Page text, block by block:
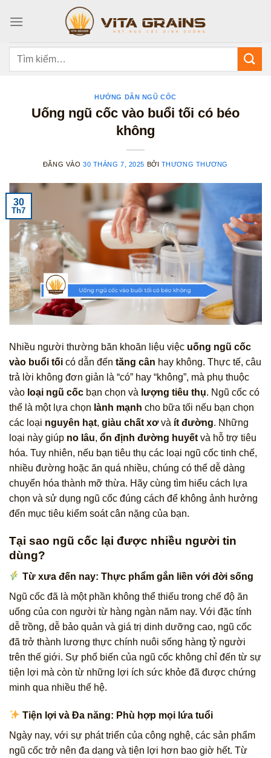
qua
Tìm
HƯỚNG DẪN NGŨ CỐC
Uống ngũ cốc vào buổi tối có béo
không
ĐĂNG VÀO 30 THÁNG 7, 2025 BỞI THƯƠNG THƯƠNG
30
Th7
Nhiều người thường băn khoăn liệu việc uống ngũ cốc
vào buổi tối có dẫn đến tăng cân hay không. Thực tế, câu
trả lời không đơn giản là “có” hay “không”, mà phụ thuộc
vào loại ngũ cốc bạn chọn và lượng tiêu thụ. Ngũ cốc có
thể là một lựa chọn lành mạnh cho bữa tối nếu bạn chọn
các loại nguyên hạt, giàu chất xơvà ít đường. Những
loại này giúp no lâu, ổn định đường huyết và hỗ trợ tiêu
hóa. Tuy nhiên, nếu bạn tiêu thụ các loại ngũ cốc tinh chế,
nhiều đường hoặc ăn quá nhiều, chúng có thể dễ dàng
chuyển hóa thành mỡ thừa. Hãy cùng tìm hiểu cách lựa
chọn và sử dụng ngũ cốc đúng cách để không ảnh hưởng
đến mục tiêu kiểm soát cân nặng của bạn.
Tại sao ngũ cốc lại được nhiều người tin
dùng?
Từ xưa đến nay: Thực phẩm gắn liền với đời sống
Ngũ cốc đã là một phần không thể thiếu trong chế độ ăn
uống của con người từ hàng ngàn năm nay. Với đặc tính
dễ trồng, dễ bảo quản và giá trị dinh dưỡng cao, ngũ cốc
đã trở thành lương thực chính nuôi sống hàng tỷ người
trên thế giới. Sự phổ biến của ngũ cốc không chỉ đến từ sự
tiện lợi mà còn từ những lợi ích sức khỏe đã được chứng
minh qua nhiều thế hệ.
Tiện lợi và Đa năng: Phù hợp mọi lứa tuổi
Ngày nay, với sự phát triển của công nghệ, các sản phẩm
ngũ cốc trở nên đa dạng và tiện lợi hơn bao giờ hết. Từ